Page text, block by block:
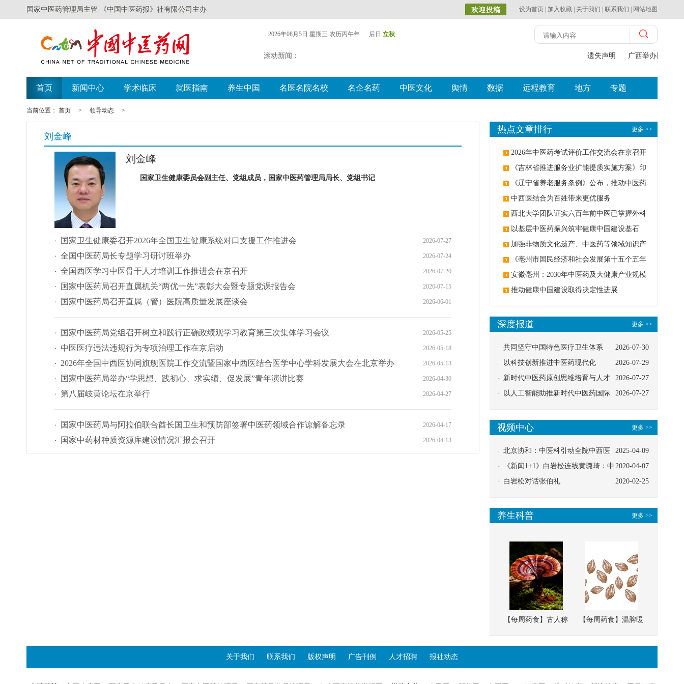
国家中医药管理局主管 《中国中医药报》社有限公司主办 设为首页 加入收藏 关于我们 联系我们 网站地图
2026年08月5日 星期三 农历丙午年 后日 立秋
滚动新闻： 遗失声明 广西举办比赛探
首页 新闻中心 学术临床 就医指南 养生中国 名医名院名校 名企名药 中医文化 舆情 数据 远程教育 地方 专题
当前位置： 首页 > 领导动态 >
刘金峰
刘金峰
国家卫生健康委员会副主任、党组成员，国家中医药管理局局长、党组书记
2026-07-27
国家卫生健康委召开2026年全国卫生健康系统对口支援工作推进会
2026-07-24
全国中医药局长专题学习研讨班举办
2026-07-20
全国西医学习中医骨干人才培训工作推进会在京召开
2026-07-15
国家中医药局召开直属机关“两优一先”表彰大会暨专题党课报告会
2026-06-01
国家中医药局召开直属（管）医院高质量发展座谈会
2026-05-25
国家中医药局党组召开树立和践行正确政绩观学习教育第三次集体学习会议
2026-05-18
中医医疗违法违规行为专项治理工作在京启动
2026-05-13
2026年全国中西医协同旗舰医院工作交流暨国家中西医结合医学中心学科发展大会在北京举办
2026-04-30
国家中医药局举办“学思想、践初心、求实绩、促发展”青年演讲比赛
2026-04-27
第八届岐黄论坛在京举行
2026-04-17
国家中医药局与阿拉伯联合酋长国卫生和预防部签署中医药领域合作谅解备忘录
2026-04-13
国家中药材种质资源库建设情况汇报会召开
更多 >>
热点文章排行
2026年中医药考试评价工作交流会在京召开
《吉林省推进服务业扩能提质实施方案》印
发：创建中医类国家医学中心
《辽宁省养老服务条例》公布，推动中医药
与养老融合发展
中西医结合为百姓带来更优服务
西北大学团队证实六百年前中医已掌握外科
麻醉技术
以基层中医药振兴筑牢健康中国建设基石
加强非物质文化遗产、中医药等领域知识产
权保护《亳州市国民经济和社会发展第十五个五年
规划纲要》印发
安徽亳州：2030年中医药及大健康产业规模
3000亿元
推动健康中国建设取得决定性进展
更多 >>
深度报道
2026-07-30
共同坚守中国特色医疗卫生体系
2026-07-29
以科技创新推进中医药现代化
2026-07-27
新时代中医药原创思维培育与人才
发展路径探索
2026-07-27
以人工智能助推新时代中医药国际
更多 >>
视频中心
2025-04-09
北京协和：中医科引动全院中西医
协同
2020-04-07
《新闻1+1》白岩松连线黄璐琦：中
医救治的临床效果
2020-02-25
白岩松对话张伯礼
更多 >>
养生科普
【每周药食】古人称
壮、培本固元
【每周药食】温脾暖
南方本草的种子，药
关于我们 联系我们 版权声明 广告刊例 人才招聘 报社动态